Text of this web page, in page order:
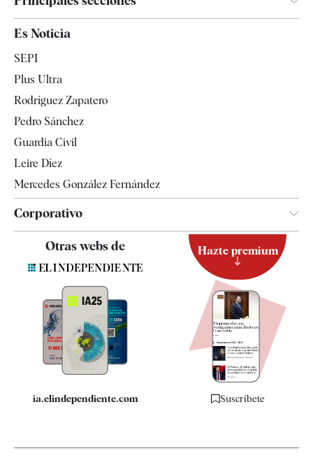
España
Televisión
Es Noticia
SEPI
Plus Ultra
Rodríguez Zapatero
Pedro Sánchez
Guardia Civil
Leire Díez
Mercedes González Fernández
Corporativo
Contacto
Quiénes somos
Especificaciones
Otras webs de
ia.elindependiente.com
Hazte premium
Suscríbete